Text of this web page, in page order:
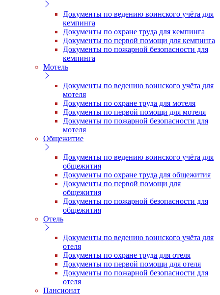
Документы по ведению воинского учёта для
кемпинга
Документы по охране труда для кемпинга
Документы по первой помощи для кемпинга
Документы по пожарной безопасности для
кемпинга
Мотель
Документы по ведению воинского учёта для
мотеля
Документы по охране труда для мотеля
Документы по первой помощи для мотеля
Документы по пожарной безопасности для
мотеля
Общежитие
Документы по ведению воинского учёта для
общежития
Документы по охране труда для общежития
Документы по первой помощи для
общежития
Документы по пожарной безопасности для
общежития
Отель
Документы по ведению воинского учёта для
отеля
Документы по охране труда для отеля
Документы по первой помощи для отеля
Документы по пожарной безопасности для
отеля
Пансионат